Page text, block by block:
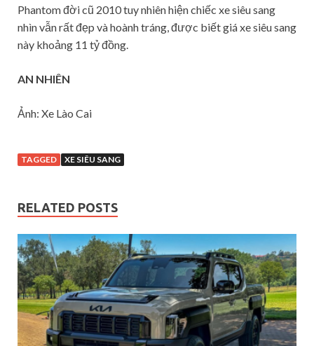
Phantom đời cũ 2010 tuy nhiên hiện chiếc xe siêu sang
nhìn vẫn rất đẹp và hoành tráng, được biết giá xe siêu sang
này khoảng 11 tỷ đồng.
AN NHIÊN
Ảnh: Xe Lào Cai
TAGGED XE SIÊU SANG
RELATED POSTS